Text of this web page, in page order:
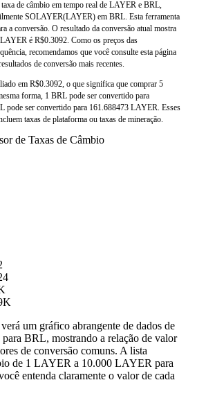
de câmbio em tempo real de LAYER e BRL,
SOLAYER(LAYER) em BRL. Esta ferramenta
a conversão. O resultado da conversão atual mostra
é R$0.3092. Como os preços das
recomendamos que você consulte esta página
de conversão mais recentes.
em R$0.3092, o que significa que comprar 5
forma, 1 BRL pode ser convertido para
pode ser convertido para 161.688473 LAYER. Esses
taxas de plataforma ou taxas de mineração.
de Taxas de Câmbio
um gráfico abrangente de dados de
BRL, mostrando a relação de valor
de conversão comuns. A lista
de 1 LAYER a 10.000 LAYER para
entenda claramente o valor de cada